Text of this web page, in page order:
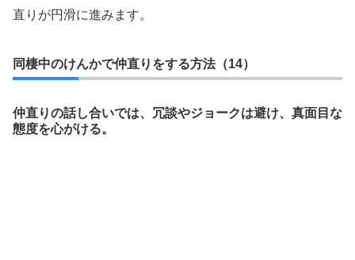
直りが円滑に進みます。
同棲中のけんかで仲直りをする方法（14）
仲直りの話し合いでは、冗談やジョークは避け、真面目な
態度を心がける。